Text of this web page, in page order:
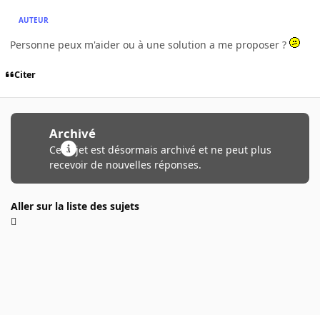
AUTEUR
Personne peux m'aider ou à une solution a me proposer ?
Citer
Archivé
Ce sujet est désormais archivé et ne peut plus
recevoir de nouvelles réponses.
Aller sur la liste des sujets